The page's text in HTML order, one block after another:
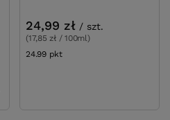
24,99 zł / szt.
(17,85 zł / 100ml)
24.99 pktpunktów